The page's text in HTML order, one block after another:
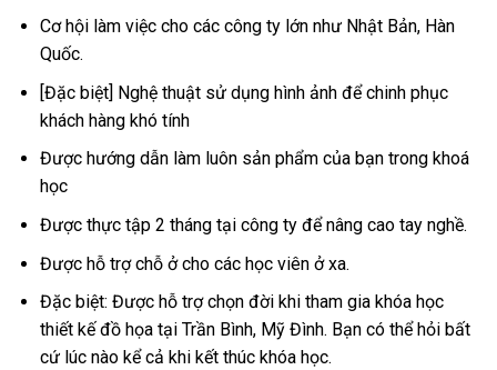
Cơ hội làm việc cho các công ty lớn như Nhật Bản, Hàn
Quốc.
[Đặc biệt] Nghệ thuật sử dụng hình ảnh để chinh phục
khách hàng khó tính
Được hướng dẫn làm luôn sản phẩm của bạn trong khoá
học
Được thực tập 2 tháng tại công ty để nâng cao tay nghề.
Được hỗ trợ chỗ ở cho các học viên ở xa.
Đặc biệt: Được hỗ trợ chọn đời khi tham gia khóa học
thiết kế đồ họa tại Trần Bình, Mỹ Đình. Bạn có thể hỏi bất
cứ lúc nào kể cả khi kết thúc khóa học.